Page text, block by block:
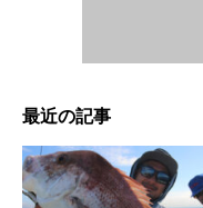
最近の記事